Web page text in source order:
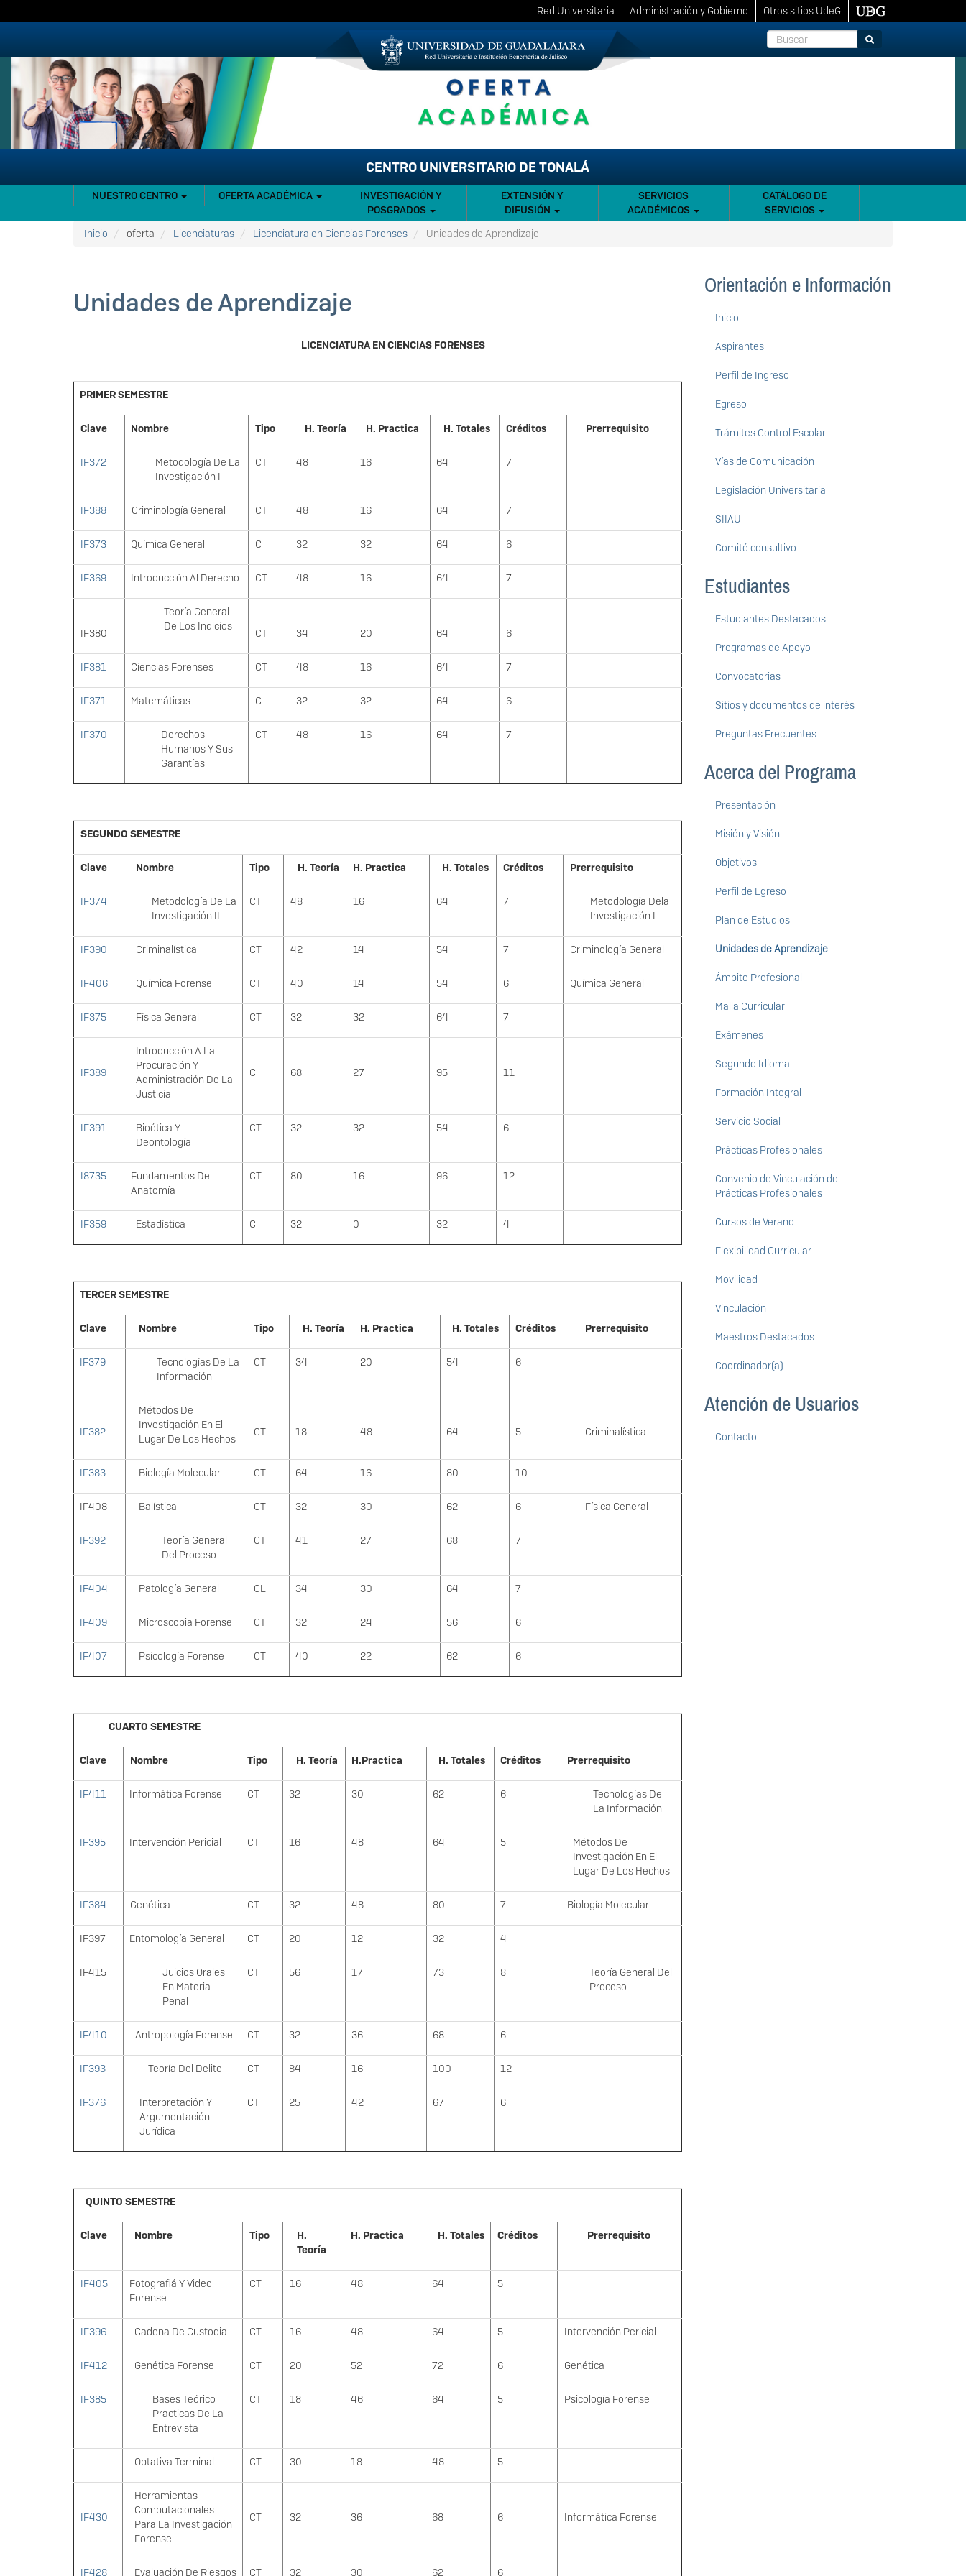
al
Red Universitaria Administración y Gobierno
Otros sitios UdeG
Buscar
Buscar
CENTRO UNIVERSITARIO DE TONALÁ
NAVEGACIÓN
PRINCIPAL
NUESTRO CENTRO OFERTA ACADÉMICA
INVESTIGACIÓN Y
POSGRADOS
EXTENSIÓN Y
DIFUSIÓN
SERVICIOS
ACADÉMICOS
CATÁLOGO DE
SERVICIOS
Inicio
oferta Licenciaturas Licenciatura en Ciencias Forenses Unidades de Aprendizaje
Unidades de Aprendizaje
LICENCIATURA EN CIENCIAS FORENSES
PRIMER SEMESTRE
Clave Nombre Tipo H. Teoría H. Practica H. Totales Créditos Prerrequisito
IF372
Metodología De La
Investigación I
CT 48 16 64 7
IF388 Criminología General CT 48 16 64 7
IF373 Química General C 32 32 64 6
IF369 Introducción Al Derecho CT 48 16 64 7
IF380
Teoría General
De Los Indicios
CT 34 20 64 6
IF381 Ciencias Forenses CT 48 16 64 7
IF371 Matemáticas C 32 32 64 6
IF370
Derechos
Humanos Y Sus
Garantías
CT 48 16 64 7
SEGUNDO SEMESTRE
Clave Nombre Tipo H. Teoría H. Practica H. Totales Créditos Prerrequisito
IF374
Metodología De La
Investigación II
CT 48 16 64 7
Metodología Dela
Investigación I
IF390 Criminalística CT 42 14 54 7 Criminología General
IF406 Química Forense CT 40 14 54 6 Química General
IF375 Física General CT 32 32 64 7
IF389
Introducción A La
Procuración Y
Administración De La
Justicia
C 68 27 95 11
IF391
Bioética Y
Deontología
CT 32 32 54 6
I8735
Fundamentos De
Anatomía
CT 80 16 96 12
IF359 Estadística C 32 0 32 4
TERCER SEMESTRE
Clave Nombre Tipo H. Teoría H. Practica H. Totales Créditos Prerrequisito
IF379
Tecnologías De La
Información
CT 34 20 54 6
IF382
Métodos De
Investigación En El
Lugar De Los Hechos
CT 18 48 64 5 Criminalística
IF383 Biología Molecular CT 64 16 80 10
IF408 Balística CT 32 30 62 6 Física General
IF392
Teoría General
Del Proceso
CT 41 27 68 7
IF404 Patología General CL 34 30 64 7
IF409 Microscopia Forense CT 32 24 56 6
IF407 Psicología Forense CT 40 22 62 6
CUARTO SEMESTRE
Clave Nombre Tipo H. Teoría H.Practica H. Totales Créditos Prerrequisito
IF411 Informática Forense CT 32 30 62 6
Tecnologías De
La Información
IF395 Intervención Pericial CT 16 48 64 5
Métodos De
Investigación En El
Lugar De Los Hechos
IF384 Genética CT 32 48 80 7 Biología Molecular
IF397 Entomología General CT 20 12 32 4
IF415
Juicios Orales
En Materia
Penal
CT 56 17 73 8
Teoría General Del
Proceso
IF410 Antropología Forense CT 32 36 68 6
IF393 Teoría Del Delito CT 84 16 100 12
IF376
Interpretación Y
Argumentación
Jurídica
CT 25 42 67 6
QUINTO SEMESTRE
Clave Nombre Tipo
H.
Teoría
H. Practica H. Totales Créditos Prerrequisito
IF405
Fotografiá Y Video
Forense
CT 16 48 64 5
IF396 Cadena De Custodia CT 16 48 64 5 Intervención Pericial
IF412 Genética Forense CT 20 52 72 6 Genética
IF385
Bases Teórico
Practicas De La
Entrevista
CT 18 46 64 5 Psicología Forense
Optativa Terminal CT 30 18 48 5
IF430
Herramientas
Computacionales
Para La Investigación
Forense
CT 32 36 68 6 Informática Forense
IF428 Evaluación De Riesgos CT 32 30 62 6
Orientación e Información
Inicio
Aspirantes
Perfil de Ingreso
Egreso
Trámites Control Escolar
Vías de Comunicación
Legislación Universitaria
SIIAU
Comité consultivo
Estudiantes
Estudiantes Destacados
Programas de Apoyo
Convocatorias
Sitios y documentos de interés
Preguntas Frecuentes
Acerca del Programa
Presentación
Misión y Visión
Objetivos
Perfil de Egreso
Plan de Estudios
Unidades de Aprendizaje
Ámbito Profesional
Malla Curricular
Exámenes
Segundo Idioma
Formación Integral
Servicio Social
Prácticas Profesionales
Convenio de Vinculación de
Prácticas Profesionales
Cursos de Verano
Flexibilidad Curricular
Movilidad
Vinculación
Maestros Destacados
Coordinador(a)
Atención de Usuarios
Contacto